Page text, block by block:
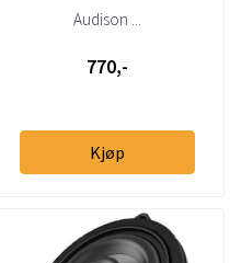
Mini (2001–>)
Audison ...
770,-
Kjøp